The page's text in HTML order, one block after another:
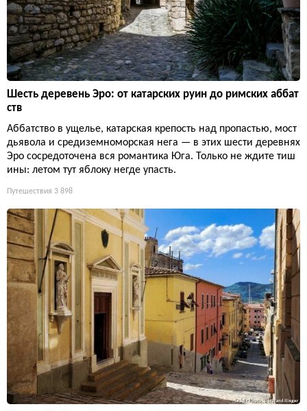
Шесть деревень Эро: от катарских руин до римских аббат
ств
Аббатство в ущелье, катарская крепость над пропастью, мост
дьявола и средиземноморская нега — в этих шести деревнях
Эро сосредоточена вся романтика Юга. Только не ждите тиш
ины: летом тут яблоку негде упасть.
Путешествия 3 898